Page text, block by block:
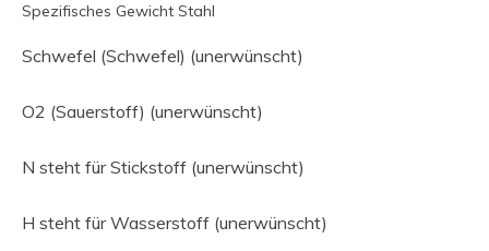
Spezifisches Gewicht Stahl
Schwefel (Schwefel) (unerwünscht)
O2 (Sauerstoff) (unerwünscht)
N steht für Stickstoff (unerwünscht)
H steht für Wasserstoff (unerwünscht)